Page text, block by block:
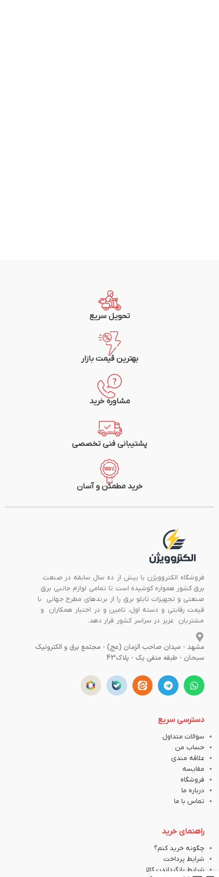
تحویل سریع
بهترین قیمت بازار
مشاوره خرید
پشتیبانی فنی تخصصی
خرید مطمئن و آسان
فروشگاه الکتروویژن با بیش از ده سال سابقه در صنعت
برق کشور همواره کوشیده است تا تمامی لوازم جانبی برق
صنعتی و تجهیزات تابلو برق را از برندهای مطرح جهانی با
قیمت رقابتی و دسته اول، تامین و در اختیار همکاران و
مشتریان عزیز در سراسر کشور قرار دهد.
مشهد - میدان صاحب الزمان (عج) - مجتمع برق و الکترونیک
سبحان - طبقه منفی یک - پلاک43
دسترسی سریع
سوالات متداول
حساب من
علاقه مندی
مقایسه
فروشگاه
درباره ما
تماس با ما
راهنمای خرید
چگونه خرید کنم؟
شرایط پرداخت
شرایط بازگرداندن کالا